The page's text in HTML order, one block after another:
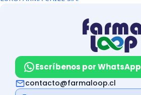
Escríbenos por WhatsApp
contacto@farmaloop.cl